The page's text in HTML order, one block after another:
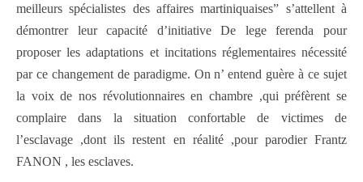
meilleurs spécialistes des affaires martiniquaises” s’attellent à
démontrer leur capacité d’initiative De lege ferenda pour
proposer les adaptations et incitations réglementaires nécessité
par ce changement de paradigme. On n’ entend guère à ce sujet
la voix de nos révolutionnaires en chambre ,qui préfèrent se
complaire dans la situation confortable de victimes de
l’esclavage ,dont ils restent en réalité ,pour parodier Frantz
FANON , les esclaves.